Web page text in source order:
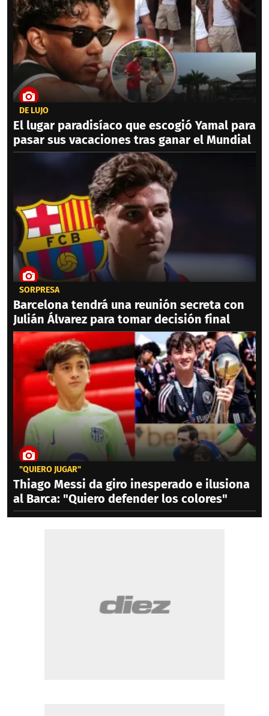
DE LUJO
El lugar paradisíaco que escogió Yamal para
pasar sus vacaciones tras ganar el Mundial
SORPRESA
Barcelona tendrá una reunión secreta con
Julián Álvarez para tomar decisión final
"QUIERO JUGAR"
Thiago Messi da giro inesperado e ilusiona
al Barca: "Quiero defender los colores"